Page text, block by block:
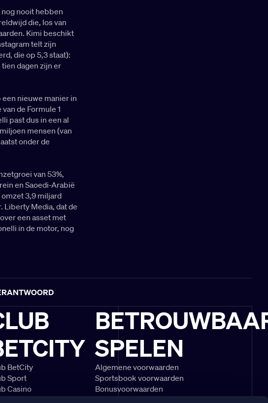
nooit hebben
die, los van
Kimi beschikt
telt zijn
die op 5,3 staat):
dagen zijn er
nieuwe manier in
de Formule 1
past dus in een al
mensen (van
onder de
van 53%,
en Saoedi-Arabië
3,9 miljard
Liberty Media, dat de
een asset met
in de motor, nog
BetCity
Sport
Casino
voorbeschouwingen
SPELEN
Algemene voorwaarden
Sportsbook voorwaarden
Bonusvoorwaarden
Speel Verantwoord